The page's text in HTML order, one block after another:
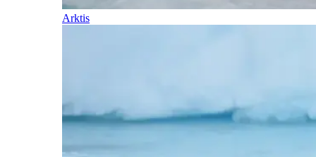
Arktis